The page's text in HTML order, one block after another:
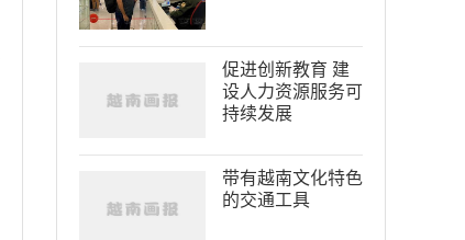
促进创新教育 建
设人力资源服务可
持续发展
带有越南文化特色
的交通工具